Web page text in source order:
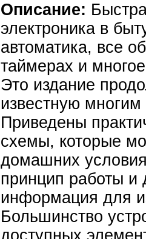
Описание:
электроника в
автоматика, все
таймерах и
Это издание
известную
Приведены
схемы, которые
домашних
принцип работы и
информация для
Большинство
доступных